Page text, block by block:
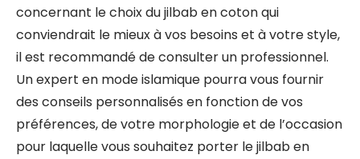
concernant le choix du jilbab en coton qui
conviendrait le mieux à vos besoins et à votre style,
il est recommandé de consulter un professionnel.
Un expert en mode islamique pourra vous fournir
des conseils personnalisés en fonction de vos
préférences, de votre morphologie et de l’occasion
pour laquelle vous souhaitez porter le jilbab en